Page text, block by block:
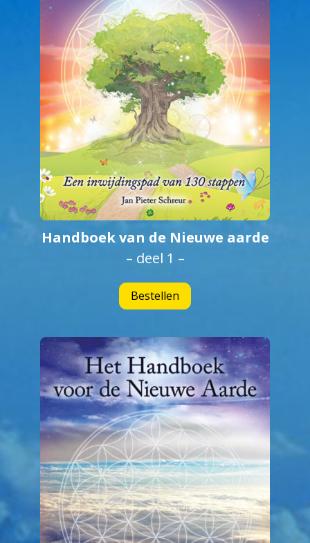
Handboek van de Nieuwe aarde
– deel 1 –
Bestellen